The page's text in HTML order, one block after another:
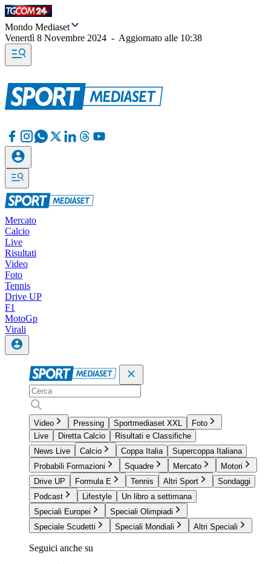
Mondo Mediaset
Venerdì 8 Novembre 2024 - Aggiornato alle 10:38
Mercato
Calcio
Live
Risultati
Video
Foto
Tennis
Drive UP
F1
MotoGp
Virali
Video Pressing Sportmediaset XXL
Foto
Live
Diretta Calcio
Risultati e Classifiche
News Live
Calcio Coppa Italia
Supercoppa Italiana
Probabili Formazioni
Squadre Mercato
Motori
Drive UP
Formula E Tennis Altri Sport
Sondaggi
Podcast
Lifestyle
Un libro a settimana
Speciali Europei
Speciali Olimpiadi
Speciale Scudetti
Speciali Mondiali Altri Speciali
Seguici anche su